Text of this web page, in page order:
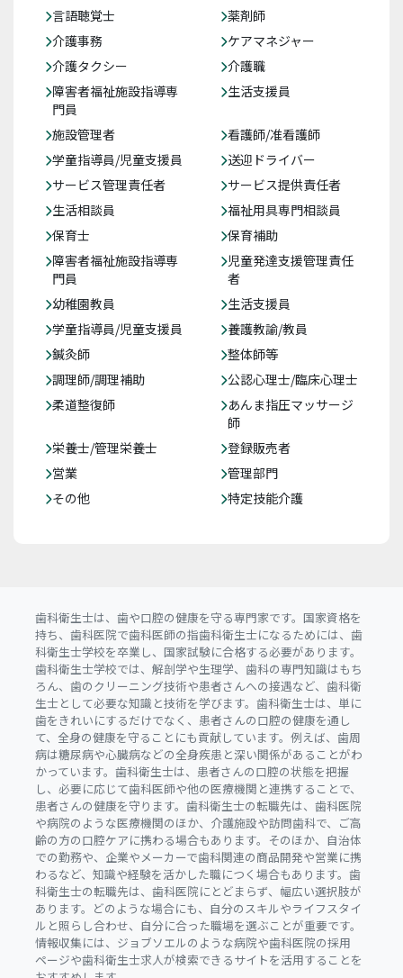
言語聴覚士
薬剤師
介護事務
ケアマネジャー
介護タクシー
介護職
障害者福祉施設指導専
門員
生活支援員
施設管理者
看護師/准看護師
学童指導員/児童支援員
送迎ドライバー
サービス管理責任者
サービス提供責任者
生活相談員
福祉用具専門相談員
保育士
保育補助
障害者福祉施設指導専
門員
児童発達支援管理責任
者
幼稚園教員
生活支援員
学童指導員/児童支援員
養護教諭/教員
鍼灸師
整体師等
調理師/調理補助
公認心理士/臨床心理士
柔道整復師
あんま指圧マッサージ
師
栄養士/管理栄養士
登録販売者
営業
管理部門
その他
特定技能介護
歯科衛生士は、歯や口腔の健康を守る専門家です。国家資格を
持ち、歯科医院で歯科医師の指歯科衛生士になるためには、歯
科衛生士学校を卒業し、国家試験に合格する必要があります。
歯科衛生士学校では、解剖学や生理学、歯科の専門知識はもち
ろん、歯のクリーニング技術や患者さんへの接遇など、歯科衛
生士として必要な知識と技術を学びます。歯科衛生士は、単に
歯をきれいにするだけでなく、患者さんの口腔の健康を通し
て、全身の健康を守ることにも貢献しています。例えば、歯周
病は糖尿病や心臓病などの全身疾患と深い関係があることがわ
かっています。歯科衛生士は、患者さんの口腔の状態を把握
し、必要に応じて歯科医師や他の医療機関と連携することで、
患者さんの健康を守ります。歯科衛生士の転職先は、歯科医院
や病院のような医療機関のほか、介護施設や訪問歯科で、ご高
齢の方の口腔ケアに携わる場合もあります。そのほか、自治体
での勤務や、企業やメーカーで歯科関連の商品開発や営業に携
わるなど、知識や経験を活かした職につく場合もあります。歯
科衛生士の転職先は、歯科医院にとどまらず、幅広い選択肢が
あります。どのような場合にも、自分のスキルやライフスタイ
ルと照らし合わせ、自分に合った職場を選ぶことが重要です。
情報収集には、ジョブソエルのような病院や歯科医院の採用
ページや歯科衛生士求人が検索できるサイトを活用することを